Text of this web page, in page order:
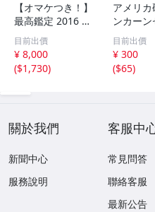
【オマケつき！】
最高鑑定 2016 中
国 10元 申年 猿
バイメタル NGC
MS69PL プルーフ
ライク 初期発行
目前出價
¥ 8,000
($1,730)
アメリカ
ンカーン
他13枚セ
国コイン
レクション
目前出價
¥ 300
($65)
關於我們
新聞中心
服務說明
客服中
常見問答
聯絡客服
最新公告